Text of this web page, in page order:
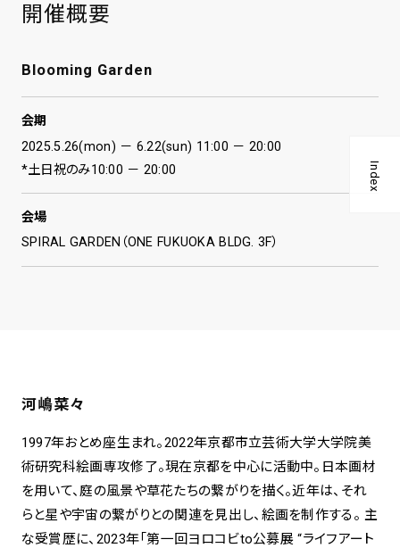
Index
開催概要
Blooming Garden
会期
2025.5.26(mon) － 6.22(sun) 11:00 － 20:00
*土日祝のみ10:00 － 20:00
会場
SPIRAL GARDEN（ONE FUKUOKA BLDG. 3F）
河嶋菜々
1997年おとめ座生まれ。2022年京都市立芸術大学大学院美
術研究科絵画専攻修了。現在京都を中心に活動中。日本画材
を用いて、庭の風景や草花たちの繋がりを描く。近年は、それ
らと星や宇宙の繋がりとの関連を見出し、絵画を制作する。 主
な受賞歴に、2023年「第一回ヨロコビto公募展 “ライフアート